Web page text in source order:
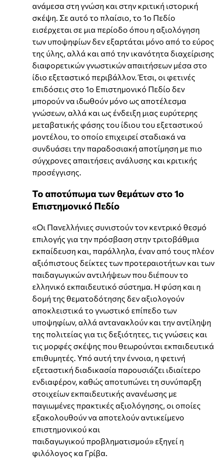
ανάμεσα στη γνώση και στην κριτική ιστορική
σκέψη. Σε αυτό το πλαίσιο, το 1ο Πεδίο
εισέρχεται σε μια περίοδο όπου η αξιολόγηση
των υποψηφίων δεν εξαρτάται μόνο από το εύρος
της ύλης, αλλά και από την ικανότητα διαχείρισης
διαφορετικών γνωστικών απαιτήσεων μέσα στο
ίδιο εξεταστικό περιβάλλον. Έτσι, οι φετινές
επιδόσεις στο 1ο Επιστημονικό Πεδίο δεν
μπορούν να ιδωθούν μόνο ως αποτέλεσμα
γνώσεων, αλλά και ως ένδειξη μιας ευρύτερης
μεταβατικής φάσης του ίδιου του εξεταστικού
μοντέλου, το οποίο επιχειρεί σταδιακά να
συνδυάσει την παραδοσιακή αποτίμηση με πιο
σύγχρονες απαιτήσεις ανάλυσης και κριτικής
προσέγγισης.
Το αποτύπωμα των θεμάτων στο 1ο
Επιστημονικό Πεδίο
«Οι Πανελλήνιες συνιστούν τον κεντρικό θεσμό
επιλογής για την πρόσβαση στην τριτοβάθμια
εκπαίδευση και, παράλληλα, έναν από τους πλέον
αξιόπιστους δείκτες των προτεραιοτήτων και των
παιδαγωγικών αντιλήψεων που διέπουν το
ελληνικό εκπαιδευτικό σύστημα. Η φύση και η
δομή της θεματοδότησης δεν αξιολογούν
αποκλειστικά το γνωστικό επίπεδο των
υποψηφίων, αλλά αντανακλούν και την αντίληψη
της πολιτείας για τις δεξιότητες, τις γνώσεις και
τις μορφές σκέψης που θεωρούνται εκπαιδευτικά
επιθυμητές. Υπό αυτή την έννοια, η φετινή
εξεταστική διαδικασία παρουσιάζει ιδιαίτερο
ενδιαφέρον, καθώς αποτυπώνει τη συνύπαρξη
στοιχείων εκπαιδευτικής ανανέωσης με
παγιωμένες πρακτικές αξιολόγησης, οι οποίες
εξακολουθούν να αποτελούν αντικείμενο
επιστημονικού και
παιδαγωγικού προβληματισμού» εξηγεί η
φιλόλογος κα Γρίβα.